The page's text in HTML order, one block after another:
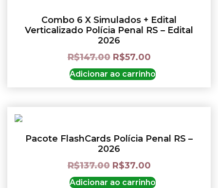
Combo 6 X Simulados + Edital
Verticalizado Polícia Penal RS – Edital
2026
R$147.00 R$57.00
Adicionar ao carrinho
Pacote FlashCards Polícia Penal RS –
2026
R$137.00 R$37.00
Adicionar ao carrinho